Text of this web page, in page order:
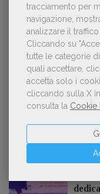
tracciamento per
navigazione,
analizzare il traffico
Cliccando su
tutte le categorie
quali accettare,
accetta solo i
cliccando sulla X
consulta la Cookie
«La voce
manager
NOTIZIE